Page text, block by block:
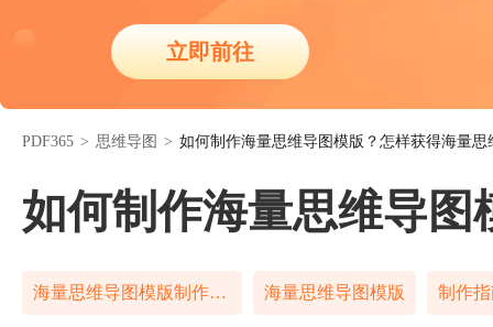
立即前往
PDF365 > 思维导图 > 如何制作海量思维导图模版？怎样获得海量思
如何制作海量思维导
海量思维导图模版制作指南 海量思维导图模版 制作